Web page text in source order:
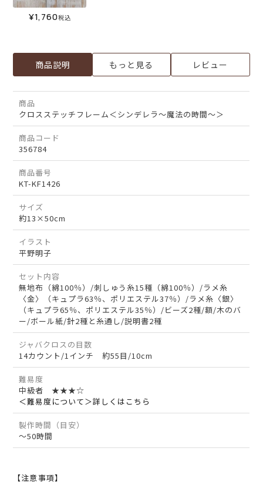
¥1,760税込
商品説明 もっと見る レビュー
商品
クロスステッチフレーム＜シンデレラ～魔法の時間～＞
商品コード
356784
商品番号
KT-KF1426
サイズ
約13×50cm
イラスト
平野明子
セット内容
無地布（綿100％）/刺しゅう糸15種（綿100％）/ラメ糸
〈金〉（キュプラ63％、ポリエステル37％）/ラメ糸〈銀〉
（キュプラ65％、ポリエステル35％）/ビーズ2種/額/木のバ
ー/ボール紙/針2種と糸通し/説明書2種
ジャバクロスの目数
14カウント/1インチ 約55目/10cm
難易度
中級者 ★★★☆
＜難易度について＞詳しくはこちら
製作時間（目安）
～50時間
【注意事項】